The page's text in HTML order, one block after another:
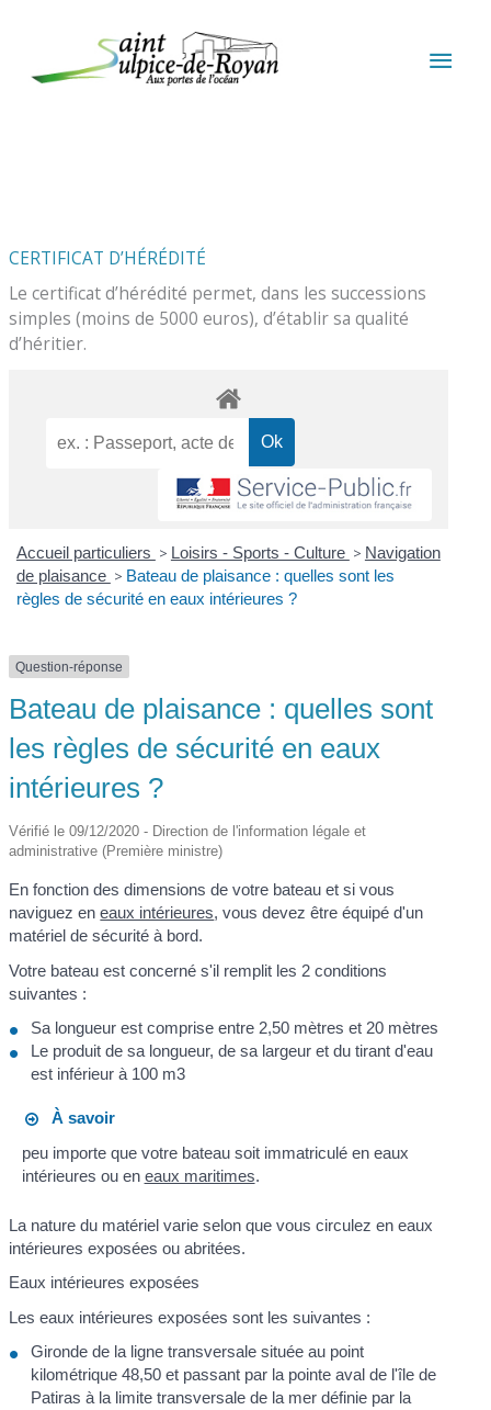
CERTIFICAT D’HÉRÉDITÉ
Le certificat d’hérédité permet, dans les successions
simples (moins de 5000 euros), d’établir sa qualité
d’héritier.
Accueil particuliers > Loisirs - Sports - Culture > Navigation
de plaisance > Bateau de plaisance : quelles sont les
règles de sécurité en eaux intérieures ?
Question-réponse
Bateau de plaisance : quelles sont
les règles de sécurité en eaux
intérieures ?
Vérifié le 09/12/2020 - Direction de l'information légale et
administrative (Première ministre)
En fonction des dimensions de votre bateau et si vous
naviguez eneaux intérieures, vous devez être équipé d'un
matériel de sécurité à bord.
Votre bateau est concerné s'il remplit les 2 conditions
suivantes :
Sa longueur est comprise entre 2,50 mètres et 20 mètres
Le produit de sa longueur, de sa largeur et du tirant d'eau
est inférieur à 100 m3
À savoir
peu importe que votre bateau soit immatriculé en eaux
intérieures ou en eaux maritimes.
La nature du matériel varie selon que vous circulez en eaux
intérieures exposées ou abritées.
Eaux intérieures exposées
Les eaux intérieures exposées sont les suivantes :
Gironde de la ligne transversale située au point
kilométrique 48,50 et passant par la pointe aval de l'île de
Patiras à la limite transversale de la mer définie par la